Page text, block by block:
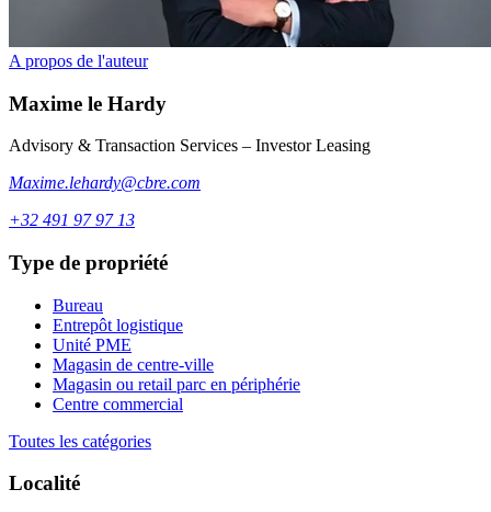
A propos de l'auteur
Maxime le Hardy
Advisory & Transaction Services – Investor Leasing
Maxime.lehardy@cbre.com
+32 491 97 97 13
Type de propriété
Bureau
Entrepôt logistique
Unité PME
Magasin de centre-ville
Magasin ou retail parc en périphérie
Centre commercial
Toutes les catégories
Localité